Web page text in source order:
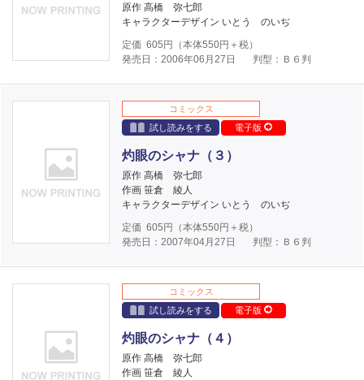
原作 高橋 弥七郎
キャラクターデザイン いとう のいぢ
定価 605 円（本体550円＋税）
発売日：2006年06月27日
判型：Ｂ６判
コミックス
試し読みをする
電子版
灼眼のシャナ（３）
原作 高橋 弥七郎
作画 笹倉 綾人
キャラクターデザイン いとう のいぢ
定価 605 円（本体550円＋税）
発売日：2007年04月27日
判型：Ｂ６判
コミックス
試し読みをする
電子版
灼眼のシャナ（４）
原作 高橋 弥七郎
作画 笹倉 綾人